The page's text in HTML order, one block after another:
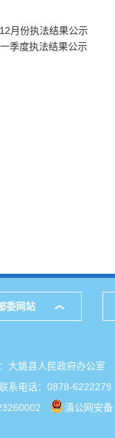
月份执法结果公示
季度执法结果公示
委网站
大姚县人民政府办公
系电话：0878-6222279
滇公网安